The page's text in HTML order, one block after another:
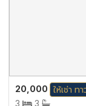
20,000 ให้เช่า ทา
3
3